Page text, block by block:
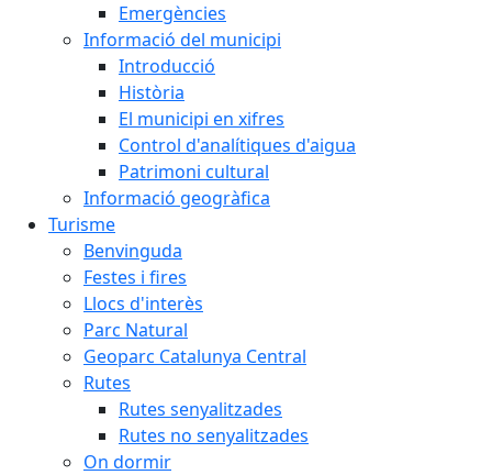
Emergències
Informació del municipi
Introducció
Història
El municipi en xifres
Control d'analítiques d'aigua
Patrimoni cultural
Informació geogràfica
Turisme
Benvinguda
Festes i fires
Llocs d'interès
Parc Natural
Geoparc Catalunya Central
Rutes
Rutes senyalitzades
Rutes no senyalitzades
On dormir